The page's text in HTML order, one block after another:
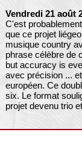
Vendredi 21 août
C'est
que ce projet
musique country
phrase célèbre de
but accuracy is
avec précision ...
européen. Ce
six. Le format
projet devenu trio